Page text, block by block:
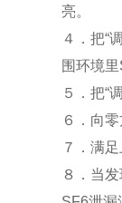
亮。
４．把“
围环境
５．把“
６．向
７．满
８．当